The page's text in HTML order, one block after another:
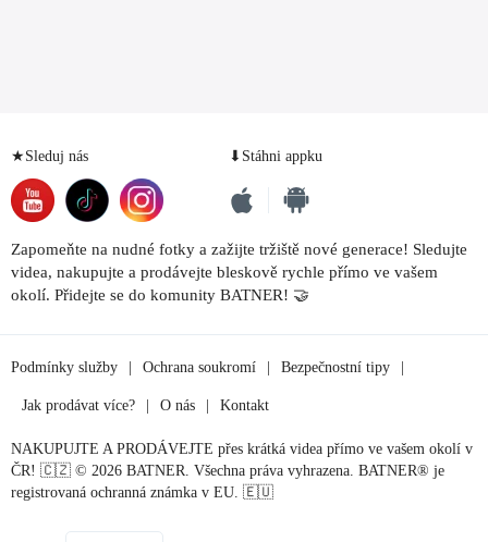
★Sleduj nás ⬇Stáhni appku
Zapomeňte na nudné fotky a zažijte tržiště nové generace! Sledujte
videa, nakupujte a prodávejte bleskově rychle přímo ve vašem
okolí. Přidejte se do komunity BATNER! 🤝
Podmínky služby Ochrana soukromí Bezpečnostní tipy
Jak prodávat více? O nás Kontakt
NAKUPUJTE A PRODÁVEJTE přes krátká videa přímo ve vašem okolí v
ČR! 🇨🇿 © 2026 BATNER. Všechna práva vyhrazena. BATNER® je
registrovaná ochranná známka v EU. 🇪🇺